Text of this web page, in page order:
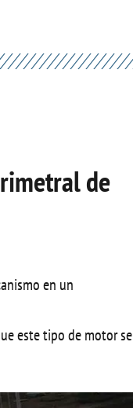
de
en un
este tipo de motor se